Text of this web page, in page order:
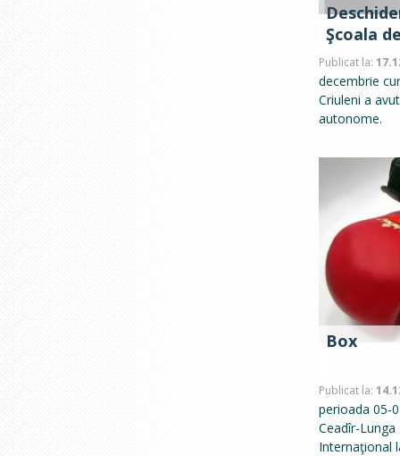
Şcoala
Publicat la:
decembrie
Criuleni a
autonome.
Box
Publicat la:
perioada 05-
Ceadîr-
Internaţional